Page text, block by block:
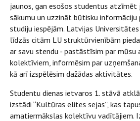
jaunos, gan esošos studentus atzīmēt
sākumu un uzzināt būtisku informāciju
studiju iespējām. Latvijas
līdzās citām LU struktūrvienībām
ar savu stendu - pastāstīsim par mūsu
kolektīviem, informēsim par
kā arī izspēlēsim dažādas aktivitātes.
Studentu dienas ietvaros 1. stāvā
izstādi “Kultūras elites sejas”, kas
amatiermākslas kolektīvu vadītājiem.